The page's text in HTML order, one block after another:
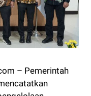
– Pemerintah